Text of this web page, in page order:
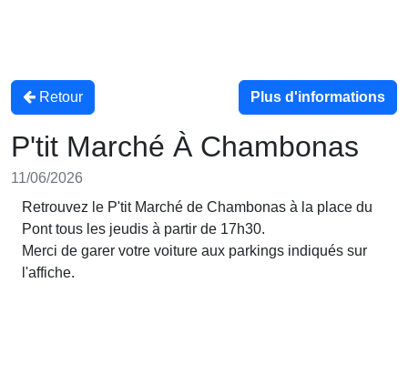
Retour Plus d'informations
P'tit Marché À Chambonas
11/06/2026
Retrouvez le P'tit Marché de Chambonas à la place du
Pont tous les jeudis à partir de 17h30.
Merci de garer votre voiture aux parkings indiqués sur
l'affiche.